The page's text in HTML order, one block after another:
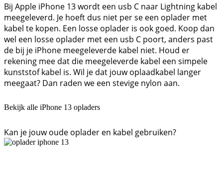
Bij Apple iPhone 13 wordt een usb C naar Lightning kabel
meegeleverd. Je hoeft dus niet per se een oplader met
kabel te kopen. Een losse oplader is ook goed. Koop dan
wel een losse oplader met een usb C poort, anders past
de bij je iPhone meegeleverde kabel niet. Houd er
rekening mee dat die meegeleverde kabel een simpele
kunststof kabel is. Wil je dat jouw oplaadkabel langer
meegaat? Dan raden we een stevige nylon aan.
Bekijk alle iPhone 13 opladers
Kan je jouw oude oplader en kabel gebruiken?